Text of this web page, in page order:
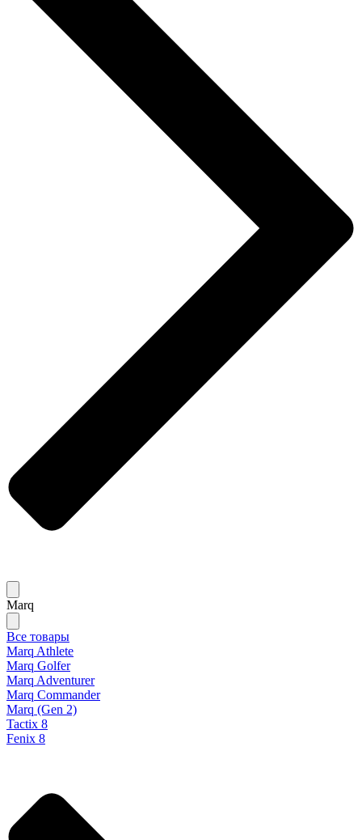
Marq
Все товары
Marq Athlete
Marq Golfer
Marq Adventurer
Marq Commander
Marq (Gen 2)
Tactix 8
Fenix 8